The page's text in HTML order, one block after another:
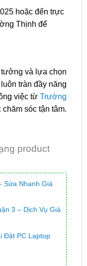
hoặc đến trực
Thịnh để
và lựa chọn
tràn đầy năng
việc từTrường
sóc tận tâm.
product
Sửa Nhanh Giá
3 – Dịch Vụ Giá
Đặt PC Laptop